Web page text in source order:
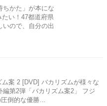
ちかた」が本にな
い！47都道府県
いので、自分の出
案 2 [DVD] バカリズムが様々な
第2弾「バカリズム案2」 フジ
倒的な優勝...